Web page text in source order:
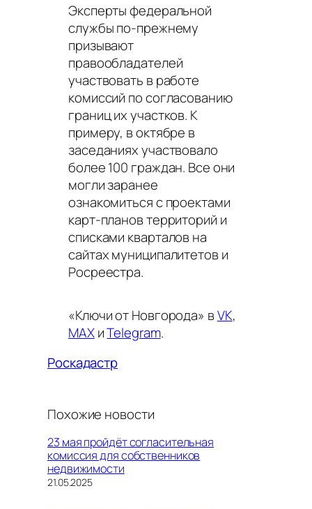
Эксперты федеральной
службы по-прежнему
призывают
правообладателей
участвовать в работе
комиссий по согласованию
границ их участков. К
примеру, в октябре в
заседаниях участвовало
более 100 граждан. Все они
могли заранее
ознакомиться с проектами
карт-планов территорий и
списками кварталов на
сайтах муниципалитетов и
Росреестра.
«Ключи от Новгорода» вVK,
MAXиTelegram.
Роскадастр
Похожие новости
23 мая пройдёт согласительная
комиссия для собственников
недвижимости
Дата
21.05.2025